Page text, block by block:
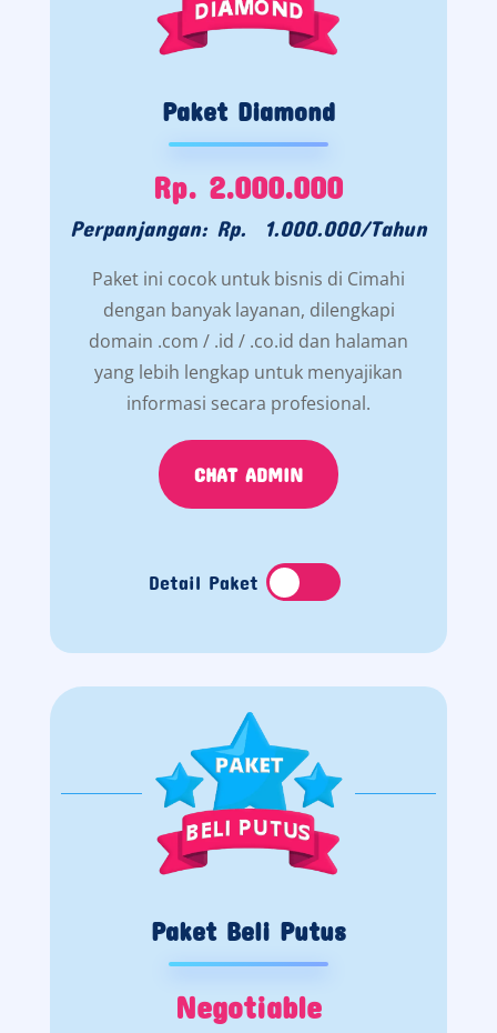
Paket Diamond
Rp. 2.000.000
Perpanjangan: Rp. 1.000.000/Tahun
Paket ini cocok untuk bisnis di Cimahi
dengan banyak layanan, dilengkapi
domain .com / .id / .co.id dan halaman
yang lebih lengkap untuk menyajikan
informasi secara profesional.
CHAT ADMIN
Detail Paket
Paket Beli Putus
Negotiable